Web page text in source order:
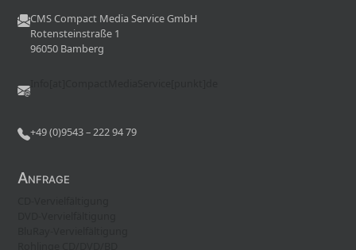
CMS Compact Media Service GmbH
Rotensteinstraße 1
96050 Bamberg
+49 (0)9543 – 222 94 79
Anfrage